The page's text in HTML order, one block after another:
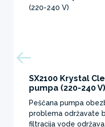
SX2100 Krystal
pumpa (220-240
Peščana pumpa
problema održavate
filtracija vode